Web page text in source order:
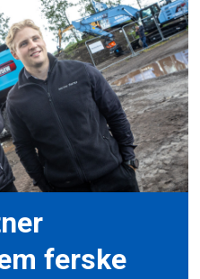
ferske